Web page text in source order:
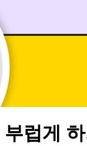
럽게